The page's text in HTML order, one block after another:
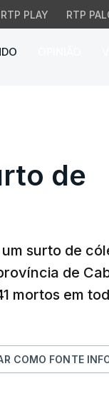
RTP PLAY RTP
de
surto de
de
mortos em
COMO FONTE